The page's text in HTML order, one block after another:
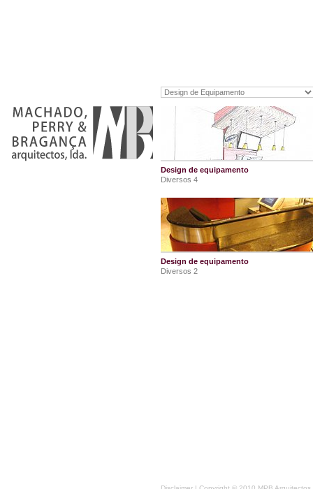
Design de equipamento
Diversos 4
Design de equipamento
Diversos 2